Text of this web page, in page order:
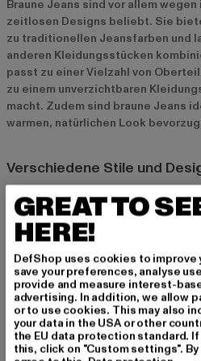
Braune Jeans sind vor allem
zeitlosen Designs beliebt. Sie
zu traditionellen Jeansfarben und
anderen Kleidungsstücken
passt zu einer Vielzahl von
zu einem unverzichtbaren
macht. Zudem sind braune Jeans
warmen, natürlichen Look
Verschiedene Stile und
Klassische Slim Fit und
Die klassischen Slim Fit und
beliebtesten Varianten von
Jeans etwas lockerer geschnitten
Bewegungsfreiheit bieten. Beide
und lassen sich sowohl casual als
Bootcut, Flared und Baggy
GREAT TO
HERE!
DefShop uses cookies to improve
save your preferences, analyse
provide and measure interest-
advertising. In addition, we allow
or to use cookies. This may also
your data in the USA or other
the EU data protection standard.
this, click on "Custom settings".